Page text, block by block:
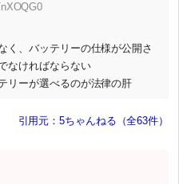
く、バッテリーの仕様が公開さ
なければならない
リーが選べるのが法律の肝
引用元：5ちゃんねる（全63件）